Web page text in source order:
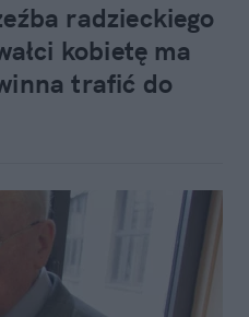
radzieckiego
kobietę ma
trafić do